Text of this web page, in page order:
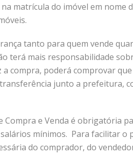
matrícula do imóvel em nome
tanto para quem vende
terá mais responsabilidade
compra, poderá comprovar
junto a prefeitura,
e Venda é obrigatória
mínimos. Para facilitar o
do comprador, do